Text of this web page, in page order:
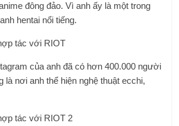
đông đảo. Vì anh ấy là một trong
hentai nổi tiếng.
của anh đã có hơn 400.000 người
là nơi anh thể hiện nghệ thuật ecchi,